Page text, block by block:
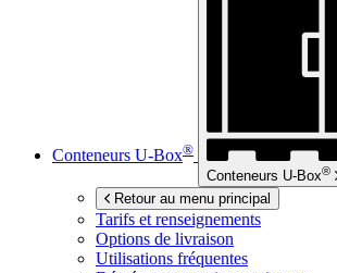
Conteneurs U-Box®
Conteneurs U-Box®
Retour au menu principal
Tarifs et renseignements
Options de livraison
Utilisations fréquentes